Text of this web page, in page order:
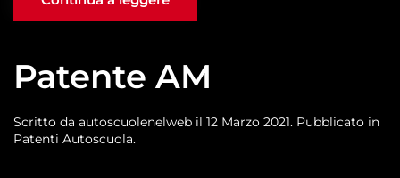
Patente AM
Scritto da autoscuolenelweb il 12 Marzo 2021. Pubblicato in
Patenti Autoscuola.